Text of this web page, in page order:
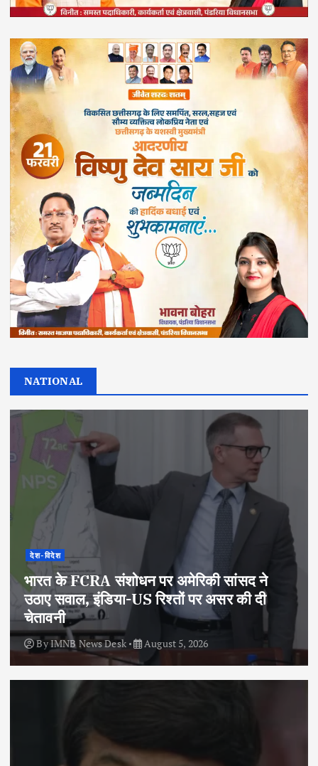
NATIONAL
देश-विदेश
भारत के FCRA संशोधन पर अमेरिकी सांसद ने
उठाए सवाल, इंडिया-US रिश्तों पर असर की दी
चेतावनी
ByIMNB News Desk August 5, 2026